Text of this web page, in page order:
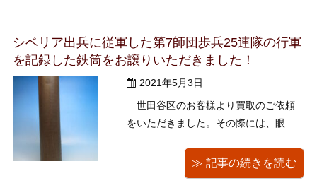
した！！ 誠にありがとうご ...
シベリア出兵に従軍した第7師団歩兵25連隊の行軍
を記録した鉄筒をお譲りいただきました！
2021年5月3日
世田谷区のお客様より買取のご依頼
をいただきました。その際には、眼
クタイピン、外国コインをお譲りいた
だきました、ありがとうございます！
≫ 記事の続きを読む